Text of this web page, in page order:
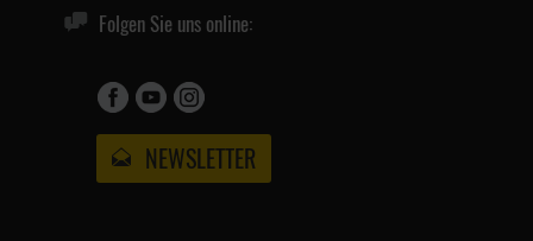
Folgen Sie uns online:
NEWSLETTER